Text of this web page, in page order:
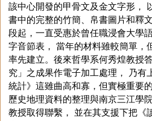
該中心開發的甲骨文及金文字形，
書中的完整的竹簡、帛書圖片和釋
段起，一直受惠於曾任職浸會大學
字音節表， 當年的材料雖較簡單，
率先建立。後來哲學系何秀煌教授
究」之成果作電子加工處理， 乃有
統計》這雖曲高和寡，但實極重要
歷史地理資料的整理與南京三江學
教授取得聯繫， 並在其支援下把《